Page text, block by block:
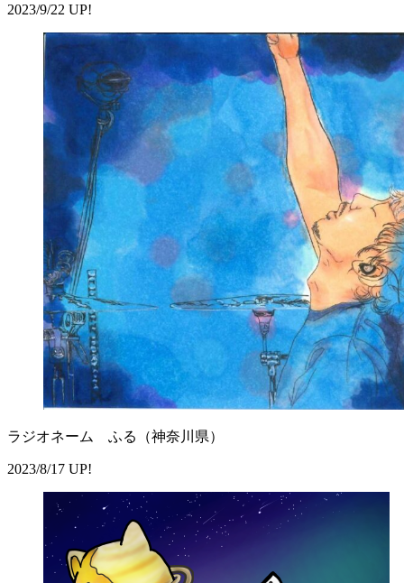
2023/9/22 UP!
ラジオネーム ふる（神奈川県）
2023/8/17 UP!